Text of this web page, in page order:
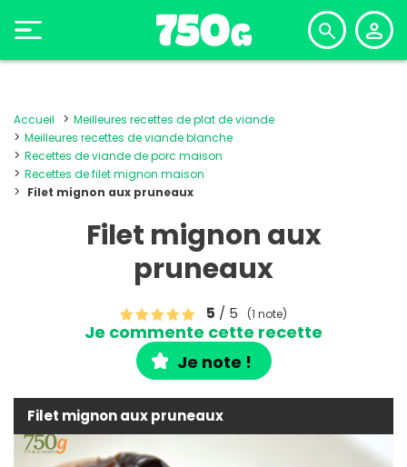
Accueil
Meilleures recettes de plat de viande
Meilleures recettes de viande blanche
Recettes de viande de porc maison
Recettes de filet mignon maison
Filet mignon aux pruneaux
Filet mignon aux
pruneaux
5 / 5 (1 note)
Je commente cette recette
Je note !
Filet mignon aux pruneaux